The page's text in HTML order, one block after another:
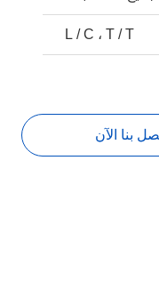
L / C ، T / T
بنا الآن